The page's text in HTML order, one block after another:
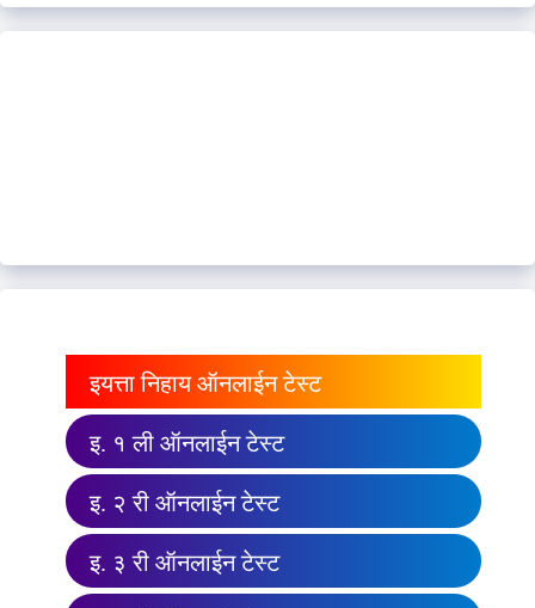
इयत्ता निहाय ऑनलाईन टेस्ट
इ. १ ली ऑनलाईन टेस्ट
इ. २ री ऑनलाईन टेस्ट
इ. ३ री ऑनलाईन टेस्ट